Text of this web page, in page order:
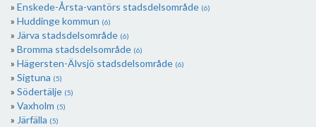
Enskede-Årsta-vantörs stadsdelsområde (6)
Huddinge kommun (6)
Järva stadsdelsområde (6)
Bromma stadsdelsområde (6)
Hägersten-Älvsjö stadsdelsområde (6)
Sigtuna (5)
Södertälje (5)
Vaxholm (5)
Järfälla (5)